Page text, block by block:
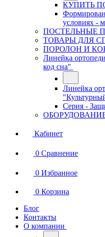
КУПИТЬ
условиях -
ПОСТЕЛЬНЫЕ
ТОВАРЫ ДЛЯ
ПОРОЛОН И
Линейка
код сна"
Линейка
Серия -
Кабинет
0 Сравнение
0 Избранное
0 Корзина
Блог
Контакты
О компании